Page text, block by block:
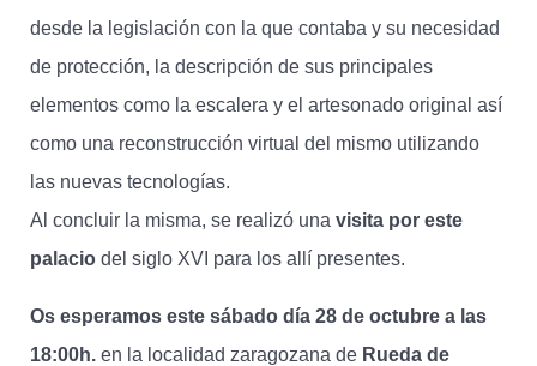
desde la legislación con la que contaba y su necesidad
de protección, la descripción de sus principales
elementos como la escalera y el artesonado original así
como una reconstrucción virtual del mismo utilizando
las nuevas tecnologías.
Al concluir la misma, se realizó una visita por este
palacio del siglo XVI para los allí presentes.
Os esperamos este sábado día 28 de octubre a las
18:00h. en la localidad zaragozana de Rueda de